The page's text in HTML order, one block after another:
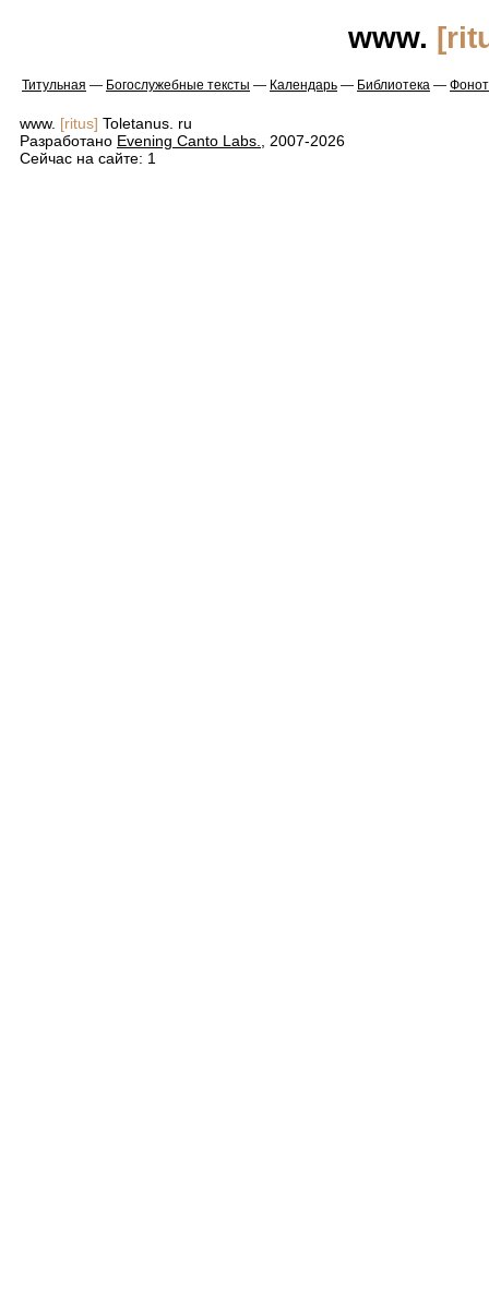
www.
Титульная — Богослужебные тексты — Календарь — Библиотека —
www. [ritus] Toletanus. ru
Разработано Evening Canto Labs.
, 2007-2026
Сейчас на сайте: 1